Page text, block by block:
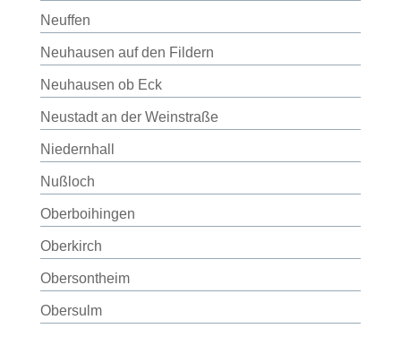
Neuffen
Neuhausen auf den Fildern
Neuhausen ob Eck
Neustadt an der Weinstraße
Niedernhall
Nußloch
Oberboihingen
Oberkirch
Obersontheim
Obersulm